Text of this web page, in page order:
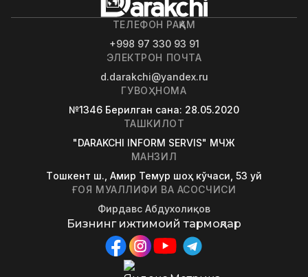
ТЕЛЕФОН РАҚАМ
+998 97 330 93 91
ЭЛЕКТРОН ПОЧТА
d.darakchi@yandex.ru
ГУВОҲНОМА
№1346 Берилган сана: 28.05.2020
ТАШКИЛОТ
"DARAKCHI INFORM SERVIS" МЧЖ
МАНЗИЛ
Tошкент ш., Амир Темур шоҳ кўчаси, 53 уй
ҒОЯ МУАЛЛИФИ ВА АСОСЧИСИ
Фирдавс Абдухолиқов
Бизнинг ижтимоий тармоқлар